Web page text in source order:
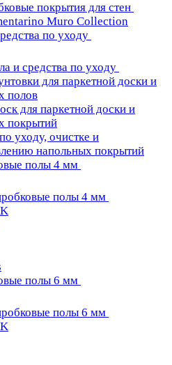
покрытия для стен
Muro Collection
по уходу
и средства по уходу
для паркетной доски и
полов
для паркетной доски и
покрытий
уходу, очистке и
напольных покрытий
полы 4 мм
полы 4 мм
полы 6 мм
полы 6 мм